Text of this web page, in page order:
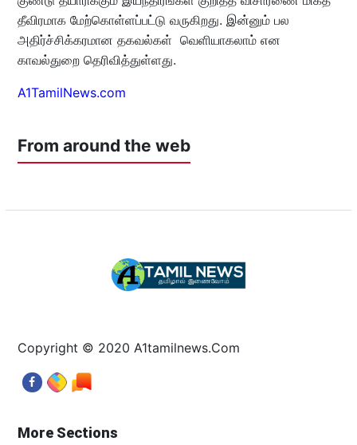
தீவிரமாக மேற்கொள்ளப்பட்டு வருகிறது. இன்னும் பல
அதிர்ச்சிக்கரமான தகவல்கள் வெளியாகலாம் என
காவல்துறை தெரிவித்துள்ளது.
A1TamilNews.com
From around the web
Copyright © 2020 A1tamilnews.Com
More Sections